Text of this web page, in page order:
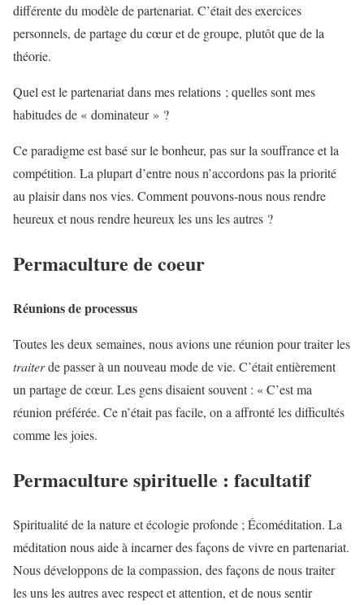
différente du modèle de partenariat. C’était des exercices
personnels, de partage du cœur et de groupe, plutôt que de la
théorie.
Quel est le partenariat dans mes relations ; quelles sont mes
habitudes de « dominateur » ?
Ce paradigme est basé sur le bonheur, pas sur la souffrance et la
compétition. La plupart d’entre nous n’accordons pas la priorité
au plaisir dans nos vies. Comment pouvons-nous nous rendre
heureux et nous rendre heureux les uns les autres ?
Permaculture de coeur
Réunions de processus
Toutes les deux semaines, nous avions une réunion pour traiter les
traiterde passer à un nouveau mode de vie. C’était entièrement
un partage de cœur. Les gens disaient souvent : « C’est ma
réunion préférée. Ce n’était pas facile, on a affronté les difficultés
comme les joies.
Permaculture spirituelle : facultatif
Spiritualité de la nature et écologie profonde ; Écoméditation. La
méditation nous aide à incarner des façons de vivre en partenariat.
Nous développons de la compassion, des façons de nous traiter
les uns les autres avec respect et attention, et de nous sentir